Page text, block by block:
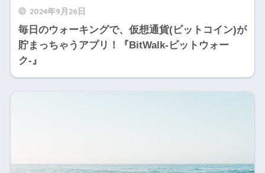
2024年9月26日
毎日のウォーキングで、仮想通貨(ビットコイン)が
貯まっちゃうアプリ！『BitWalk-ビットウォー
ク-』